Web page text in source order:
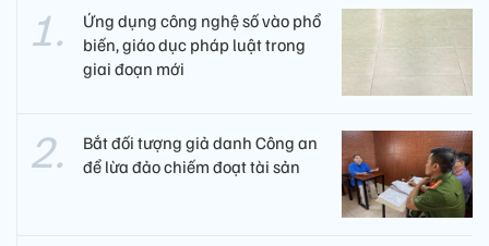
Ứng dụng công nghệ số vào phổ
biến, giáo dục pháp luật trong
giai đoạn mới
Bắt đối tượng giả danh Công an
để lừa đảo chiếm đoạt tài sản